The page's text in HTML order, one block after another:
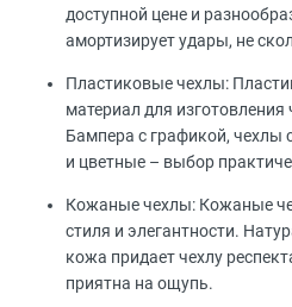
доступной цене и
амортизирует удары, не
Пластиковые чехлы:
материал для
Бампера с графикой, чехлы
и цветные – выбор
Кожаные чехлы: Кожаные
стиля и элегантности.
кожа придает чехлу
приятна на ощупь.